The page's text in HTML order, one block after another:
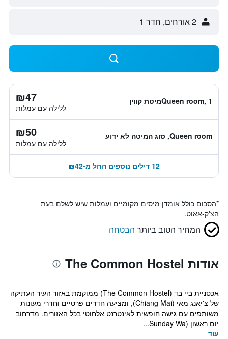
2 אורחים, חדר 1
Queen room, 1מיטת קווין ₪47
ללילה עם עמלות
Queen room, סוג המיטה לא ידוע ₪50
ללילה עם עמלות
12 דילים נוספים החל מ-₪42
*הסכום כולל אומדן מיסים מקומיים ועמלות שיש לשלם בעת
הצ'ק-אאוט.
המחיר הטוב ביותר הבטחה
אודות The Common Hostel
אכסניית ביי בד (The Common Hostel) ממוקמת באזור העיר העתיקה
של צ'יאנג מאי (Chiang Mai), ומציעה חדרים פרטיים וחדרי מעונות
משותפים עם גישה חופשית לאינטרנט אלחוטי בכל האזורים. מדרחוב
יום ראשון (Sunday Wa...
עוד